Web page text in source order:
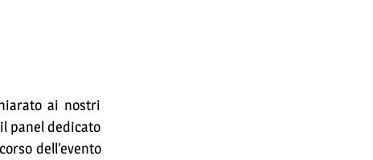
ai nostri
panel dedicato
dell’evento